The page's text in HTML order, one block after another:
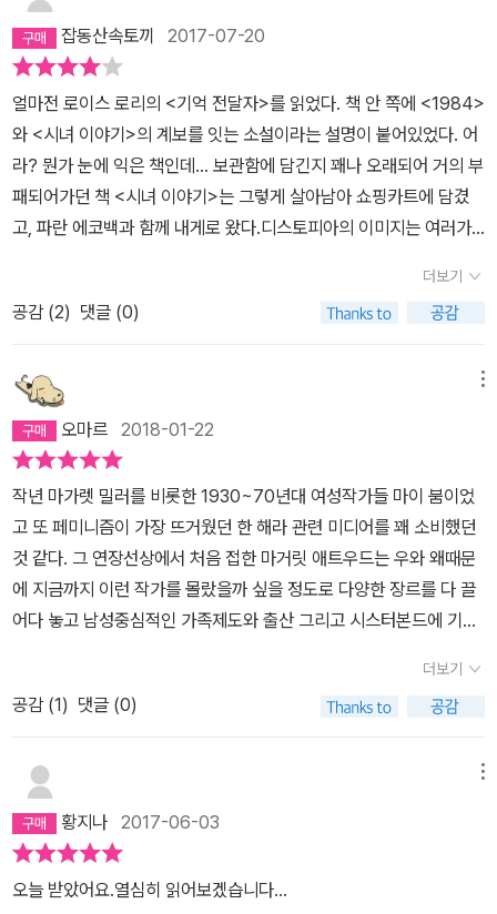
위험에 빠뜨린 오브워렌 그러니까 재닌을 처벌하라는 리디아 아주머
니의 요구를 정면으로 거부한 드라마 에피소드 마지막 장면은 정말
는 식의 서술 전개 방식도 탁월했다. 아무도 믿을 수 없고, 모든 것이
감시되는 엄혹한 시절에 대한 서사는 묘한 기시감을 전달해 주기도
했다. 다시 소설 이야기로 돌아가 보자. 물리적 힘으로 시민의 자유를
억압하는 길리아드의 본질은 폭력이다. 그들은 폭력으로 헌정질서를
전복시키고, 자신들이 믿는 신념대로 국가를 건설하기 시작했다. 그
와중에 시민들이 치러야 하는 부당한 대우를 그들은 부차적 피해(col
lateral damage)라고 미화한다. 누구 좋으라고 이 짓거리를 하느냐
문에 자청해서 시녀가 되었단 말인가. 여성들은 오로지 미래 세대 생
산을 위한 도구로 생각하는 야만적인 시각이 여과 없이 드러나는 장
면에 소름이 돋았다. 하긴 동방예의지국이라는 어느 나라에서는 국가
기관이 예산을 들여 터무니없는 ‘출산지도’를 만들기도 하지 않았던
가. 이런 시각이야말로 길리아드를 지배하는 사령관들의 시각과 다를
게 무엇이란 말인가. 또, 일반 시민들에게는 종교적이고 엄숙한 삶을
강요하면서 정작 자신들은 스트레스 해소를 위해 이세벨 하우스에서
쾌락을 만끽하지 않았던가. 마가렛 애트우드는 이런 방식으로 어느
다. 소설 <시녀 이야기>의 마지막은 오랜 시간이 흘러 길리아드 시대
가 끝난 뒤, 연구자들이 오프레드가 남긴 기록을 가지고 논쟁하는 장
면이다. 나는 여기에서 다시 한 번 기록이 얼마나 중요한 지에 대해 다
시 한 번 깨닫게 되었다. 길리아드의 역사를 논의하는 학회에서 연구
자들은 오프레드가 남긴 기록에 대한 신빙성에 대해 제기한다. 자랑
할 만하지 못한 일들에 대해 공식적인 기록이 남아 있을 리가 없지 않
은가. 일본도 정신대에 대해 공식적인 기록이 없으니 존재하지 않았
다는 식의 말도 되지 않는 논리로 억지를 부리고 있지 않은가. 주제와
어다니는 자궁으로서의 통제된 생활을 하고 있다. 그리고 그녀는 주
인의 이름을 따르는 관례대로 오프프레드라는 이름을 가지고 , 다시
새로운 집에 들어서게 된다. 일정기간동안에 반드시 임신해야 하는
나에게 , 부인은 거절할 수 없는 제안을 한다. 드라마로 만들어졌다고
하고, 기본 설정도 적당히 들었으며, 페미니즘계 소설이라고 해서 호
기롭게 들어본책이다. 엄청난 혁명이나, 반전이 있지는 않을까, 기대
하며 마지막까지 봤지만 아쉽게도 드라마틱한 마무리는 아니었다. 이
이야기의 주인공은 마지막 순간엔, 자기의 마음가는대로 결정을 해버
렸다. 그 행동으로 인해 그녀가 행복한 결말을 가졌는지 아닌지는 작
레리나의 에스에프판을 보고난 기분도 든다. ( 이 여주인공이 안나카
레리나 처럼 비련의 여주인공이라는 얘기는 아니다. ) 아무래도 출산
율을 높이기 위해 학제를 단축시키는 정책을 말하거나, 여자들이 너
무 많애 배워서 결혼따윈 안한다고 하는 연구 논문을 발표하는 나라
에 살고 있어서 그런지, 이 이야기속에서 여성을 다루는 모습이 그렇
게 완전 놀랍지도 않고 sf 스럽지도 않았다. 실제로 이슬람쪽에서도
여자를 보호한다는 이유로 여자를 통제하고 있기도 하고. 누가 누군
가를 보호해준다고 그의 결정권과 자유를 억압한다는 것은 어떤 의미
남성이 재단할 수 있는가. 그렇게 보호와 정결의 기준을 세워 놓고도
어째서 남자들은 자신들이 조롱하고 가지고 놀 ' 올바르지 않고 말하
기 편한' 여성들은 당연히 가지고 있고 싶어할까. 그런 모습이 불편하
고 싫으니, 그럼 우리는 어떻게 대처를 해야 하는걸까. 여자들 자신에
게도, 자신의 주변의 남자들이나, 또는 자신들의 아이들에게는 어떻
게 대해야 하는걸까. 고민되지 않을수 없었다. 나는 여자라고 차별받
는 상황속에서 상당기간동안 살아오고 있지만, 우리의 다음인 아이들
에겐, 좀더 다른 관점을 나누어 주고 싶어졌다. 덧. 상당히 불편한 마
잡동산속토끼 2017-07-20
얼마전 로이스 로리의 <기억 전달자>를 읽었다. 책 안 쪽에 <1984>
와 <시녀 이야기>의 계보를 잇는 소설이라는 설명이 붙어있었다. 어
라? 뭔가 눈에 익은 책인데... 보관함에 담긴지 꽤나 오래되어 거의 부
패되어가던 책 <시녀 이야기>는 그렇게 살아남아 쇼핑카트에 담겼
고, 파란 에코백과 함께 내게로 왔다.디스토피아의 이미지는 여러가
회, 감시사회이다. 기술의 발전은 편리함이라는 점에서 인간을 위해
봉사하는 것처럼 보이지만 결국 우리는 점차 기술의 함정 같은 곳으
로 자진해서 걸어들어가고 있는 것처럼 생각되기도 한다. 기꺼운 마
음으로 오늘도 구글신에게 나의 정보를 갖다 바치고 있지않은가. 완
전한 통제와 감시의 기술적인 장벽들인 그렇게 무너져가고 있지만 당
장의 편리함에 빠진 우리는 조금씩 삼켜지고 있는지도 모른다. 무엇
이? 누가? 우리를 삼키고 있는지조차 알지 못하면서 말이다.이야기
의 배경은 가까운 미래이다. 공해와 질병으로 출산율이 급감하고, 기
독교 원리주의자들이 정권을 잡은 나라. 그 곳에서 임신이 가능한 모
든 여성은 '시녀'라는 이름으로 관리된다. 아직 과거의 자유로운 시대
의 기억을 가진 30대 초반의 주인공은 과거를 회상하면서도 현재의
기괴한 가치관을 수용하려고 애쓴다. 스스로를 겁쟁이라 자책하면서
도 어떻게든 살아남기를 간절히 바란다.'행주는 하얀 바탕에 파란 줄
무늬가 있다. 행주는 옛날이나 지금이나 똑같다. 가끔 이렇게 문득 비
시키는 것들. 문맥에서 떨어져 나온 행주 한 장을 보며 나는 그만 헉
하고 숨을 멈춘다.' (85쪽)과거는 그렇게 곳곳에 널려있지만, 또한 그
어디에도 없다. 자신이 낭비해버렸던 '남에게 모습을 보이지 않을 수
있다는 그 자유로움'을 그녀는 갈구하지만 이미 더이상 허용되지 않
더보기
공감 (2) 댓글 (0)
오마르 2018-01-22
작년 마가렛 밀러를 비롯한 1930~70년대 여성작가들 마이 붐이었
고 또 페미니즘이 가장 뜨거웠던 한 해라 관련 미디어를 꽤 소비했던
것 같다. 그 연장선상에서 처음 접한 마거릿 애트우드는 우와 왜때문
에 지금까지 이런 작가를 몰랐을까 싶을 정도로 다양한 장르를 다 끌
어다 놓고 남성중심적인 가족제도와 출산 그리고 시스터본드에 기반
다. 리스펙. 사실 드라마화되면서 화제가 되었고 그런 루트로 접했기
때문에 처음엔 별 기대가 없었다. 걸온더 트레인이나 조금 더 나아가
나를 찾아줘 정도의 이야기 일거라고 생각했다가 정말 정신 없이 빠
져 들었다.시녀이야기라는 규방 문학(?) 스러운 제목은 알고보면 전
대한 비꼼(?)이라고 할 수 있을 것 같다. 실제로 책의 마지막 에필로
그 부분에 직접 켄터베리 이야기에 대한 오마주임이 드러나기도 한
다. 구술기록의 해석 문제와 중세적 기독교적 세계관과 자본주의와
더보기
공감 (1) 댓글 (0)
황지나 2017-06-03
오늘 받았어요.열심히 읽어보겠습니다...